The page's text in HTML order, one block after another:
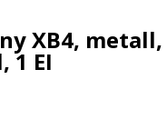
XB4,
1 EI